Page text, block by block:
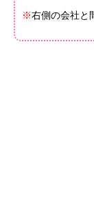
※右側の会社と